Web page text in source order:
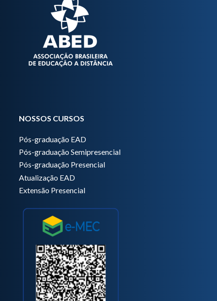
NOSSOS CURSOS
Pós-graduação EAD
Pós-graduação Semipresencial
Pós-graduação Presencial
Atualização EAD
Extensão Presencial